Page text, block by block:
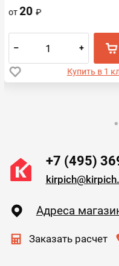
от20₽
– +
Купить в 1
+7 (495)
Адреса
Заказать расчет